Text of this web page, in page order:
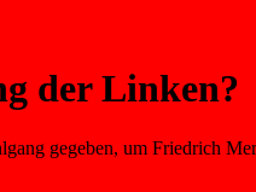
der Linken?
gegeben, um Friedrich